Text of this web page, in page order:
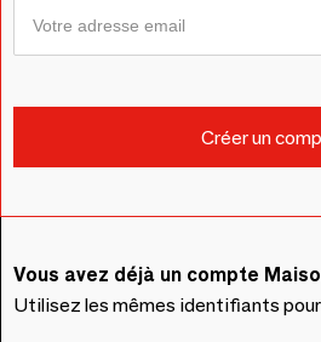
Vous avez déjà un compte
Utilisez les mêmes identifiants